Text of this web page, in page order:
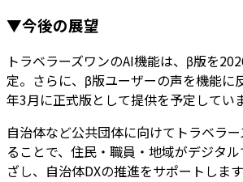
▼今後の展望
トラベラーズワンのAI機能は、β版を
定。さらに、β版ユーザーの声を機能に
年3月に正式版として提供を予定していま
自治体など公共団体に向けてトラベラ
ることで、住民・職員・地域がデジタ
ざし、自治体DXの推進をサポートします